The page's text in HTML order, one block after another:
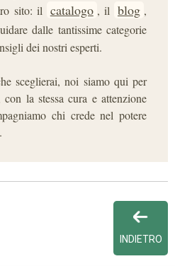
sito: il catalogo , il blog ,
dalle tantissime categorie
dei nostri esperti.
sceglierai, noi siamo qui per
la stessa cura e attenzione
chi crede nel potere
INDIETRO